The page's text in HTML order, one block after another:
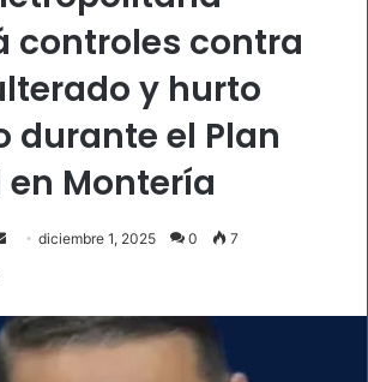
controles contra
y hurto
durante el Plan
Montería
Senddiciembre 1, 2025 0 7